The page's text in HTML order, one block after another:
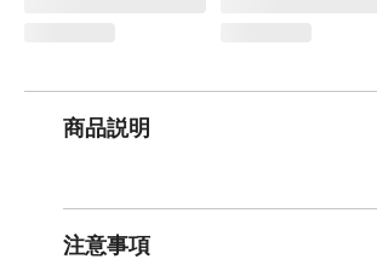
商品説明
注意事項